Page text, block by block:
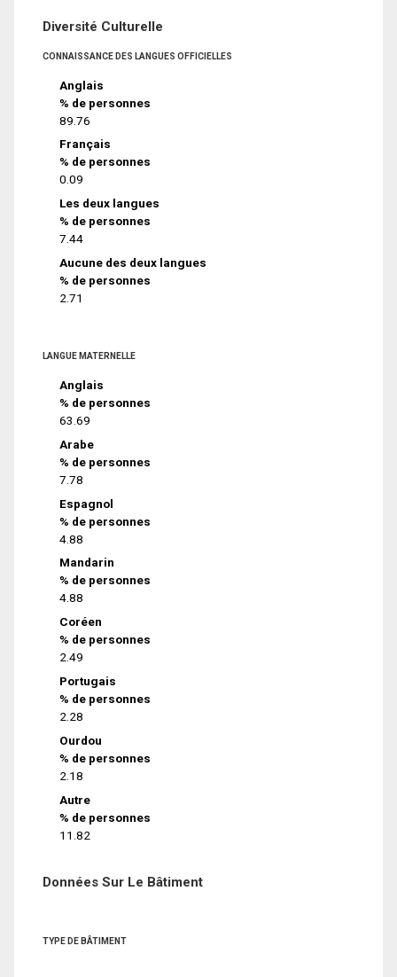
Diversité Culturelle
CONNAISSANCE DES LANGUES OFFICIELLES
Anglais
% de personnes
89.76
Français
% de personnes
0.09
Les deux langues
% de personnes
7.44
Aucune des deux langues
% de personnes
2.71
LANGUE MATERNELLE
Anglais
% de personnes
63.69
Arabe
% de personnes
7.78
Espagnol
% de personnes
4.88
Mandarin
% de personnes
4.88
Coréen
% de personnes
2.49
Portugais
% de personnes
2.28
Ourdou
% de personnes
2.18
Autre
% de personnes
11.82
Données Sur Le Bâtiment
TYPE DE BÂTIMENT